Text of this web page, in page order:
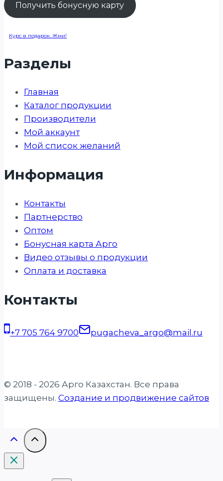
Получить бонусную карту
Курс в подарок. Жми!
Разделы
Главная
Каталог продукции
Производители
Мой аккаунт
Мой список желаний
Информация
Контакты
Партнерство
Оптом
Бонусная карта Арго
Видео отзывы о продукции
Оплата и доставка
Контакты
+7 705 764 9700 pugacheva_argo@mail.ru
© 2018 - 2026 Арго Казахстан. Все права
защищены. Создание и продвижение сайтов